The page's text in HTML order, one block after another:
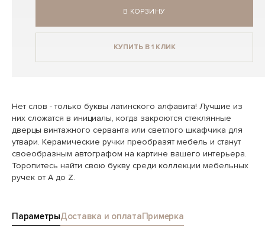
В КОРЗИНУ
КУПИТЬ В 1 КЛИК
Нет слов - только буквы латинского алфавита! Лучшие из
них сложатся в инициалы, когда закроются стеклянные
дверцы винтажного серванта или светлого шкафчика для
утвари. Керамические ручки преобразят мебель и станут
своеобразным автографом на картине вашего интерьера.
Торопитесь найти свою букву среди коллекции мебельных
ручек от А до Z.
ПараметрыДоставка и оплатаПримерка